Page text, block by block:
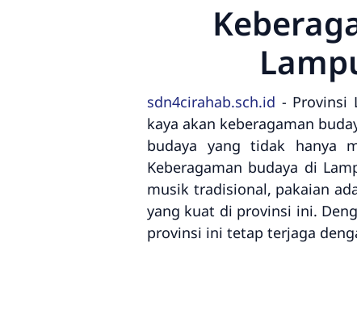
sdn4cirahab.sch.id - Provinsi
kaya akan keberagaman
budaya yang tidak hanya
Keberagaman budaya di
musik tradisional, pakaian
yang kuat di provinsi ini.
provinsi ini tetap terjaga